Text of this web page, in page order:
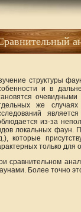
структуры
и в
же
из-за
локальных фаун.
которые
только для
сравнительном
Более точно